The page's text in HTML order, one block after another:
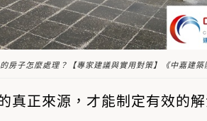
房子怎麼處理？【專家建議與實用對策】《中嘉建築
真正來源，才能制定有效的解